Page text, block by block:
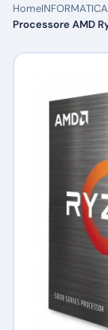
HomeINFORMATICA
Processore AMD